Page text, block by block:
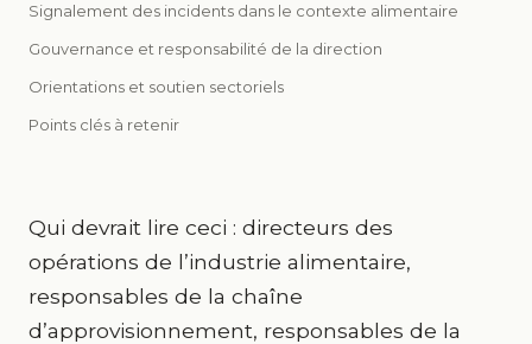
Signalement des incidents dans le contexte alimentaire
Gouvernance et responsabilité de la direction
Orientations et soutien sectoriels
Points clés à retenir
Qui devrait lire ceci : directeurs des
opérations de l’industrie alimentaire,
responsables de la chaîne
d’approvisionnement, responsables de la